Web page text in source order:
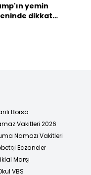
yemin
dikkat
Borsa
Vakitleri 2026
Namazı Vakitleri
Eczaneler
Marşı
VBS